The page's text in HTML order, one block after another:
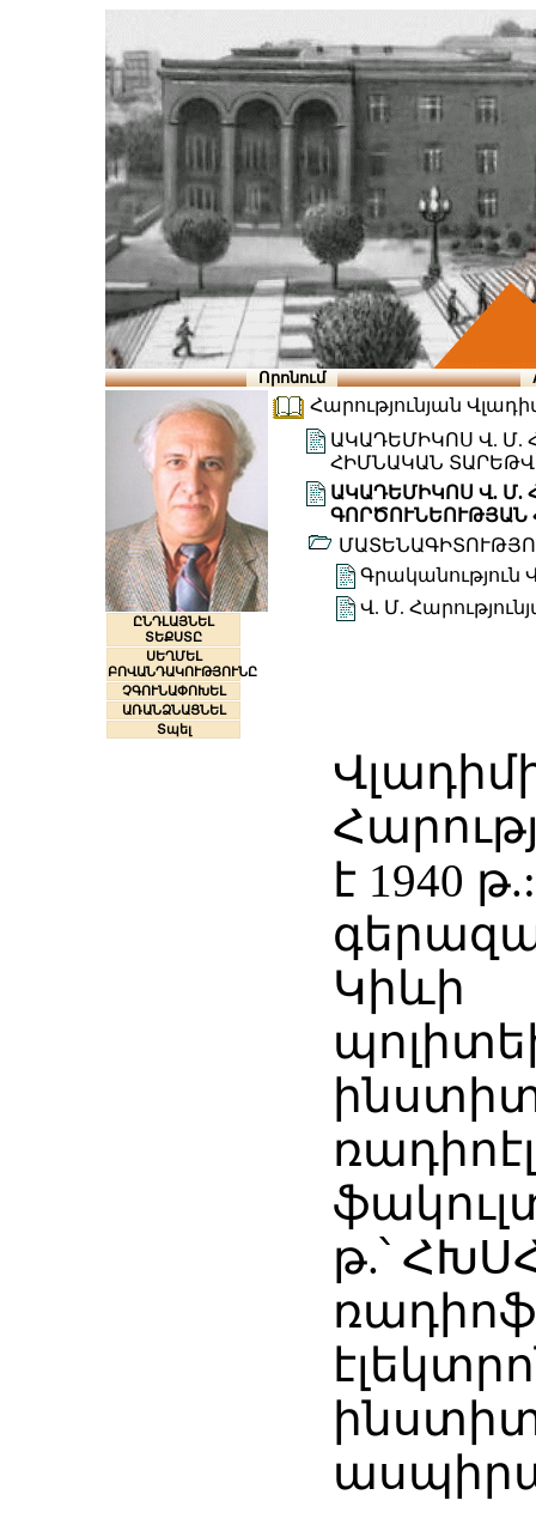
Որոնում
ԸՆԴԼԱՅՆԵԼ
ՏԵՔՍՏԸ
ՍԵՂՄԵԼ
ԲՈՎԱՆԴԱԿՈՒԹՅՈՒՆԸ
ՉԳՈՒՆԱՓՈԽԵԼ
ԱՌԱՆՁՆԱՑՆԵԼ
Տպել
Հարությունյան
ԱԿԱԴԵՄԻԿՈՍ Վ. Մ.
ՀԻՄՆԱԿԱՆ
ԱԿԱԴԵՄԻԿՈՍ Վ. Մ.
ԳՈՐԾՈՒՆԵՈՒԹՅԱՆ
Գրականություն
Վ. Մ.
է 1940
Կիևի
թ.՝